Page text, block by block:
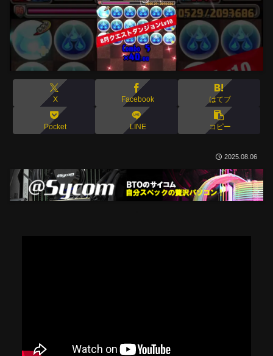
X Facebook はてブ
Pocket LINE コピー
2025.08.06